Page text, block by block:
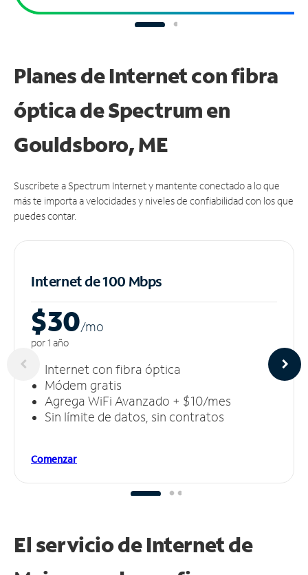
Planes de Internet con fibra
óptica de Spectrum en
Gouldsboro, ME
Suscríbete a Spectrum Internet y mantente conectado a lo que
más te importa a velocidades y niveles de confiabilidad con los que
puedes contar.
Internet de 100 Mbps
$30/mo
por 1 año
Internet con fibra óptica
Módem gratis
Agrega WiFi Avanzado + $10/mes
Sin límite de datos, sin contratos
Comenzar
El servicio de Internet de